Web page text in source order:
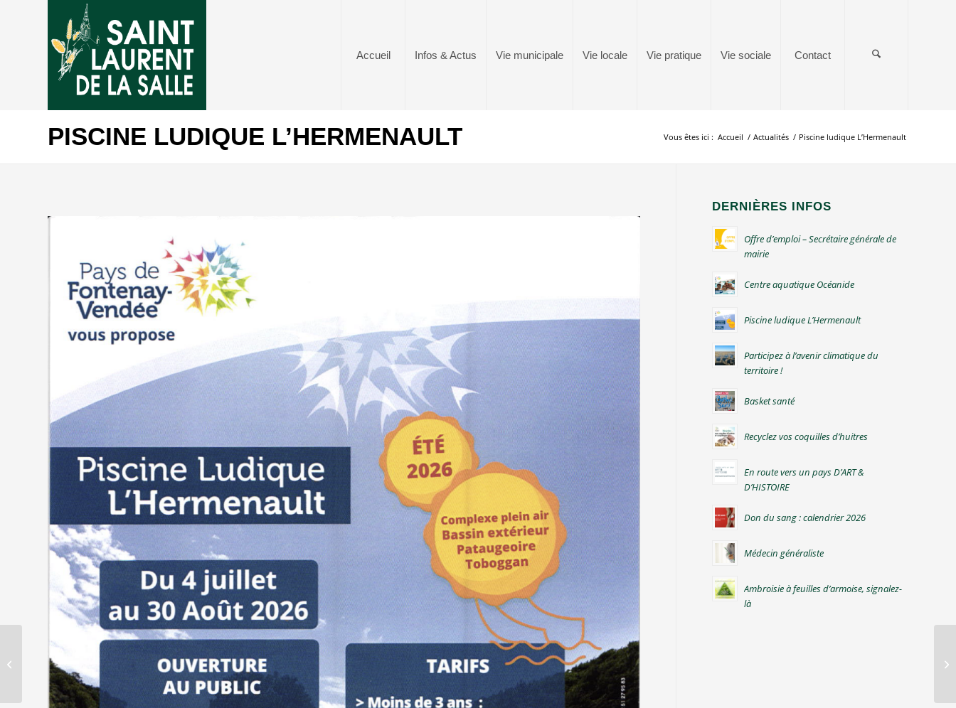
Accueil Infos & Actus Vie municipale Vie locale Vie pratique Vie sociale Contact
PISCINE LUDIQUE L’HERMENAULT Vous êtes ici : Accueil / Actualités / Piscine ludique L’Hermenault
DERNIÈRES INFOS
Offre d’emploi – Secrétaire générale de
mairie
Centre aquatique Océanide
Piscine ludique L’Hermenault
Participez à l’avenir climatique du
territoire !
Basket santé
Recyclez vos coquilles d’huitres
En route vers un pays D’ART &
D’HISTOIRE
Don du sang : calendrier 2026
Médecin généraliste
Ambroisie à feuilles d’armoise, signalez-
là
Troc des plantes